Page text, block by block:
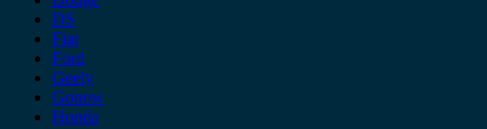
DS
Fiat
Ford
Geely
Gonow
Honda